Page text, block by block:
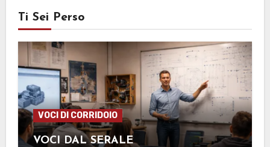
Ti Sei Perso
VOCI DI CORRIDOIO
VOCI DAL SERALE